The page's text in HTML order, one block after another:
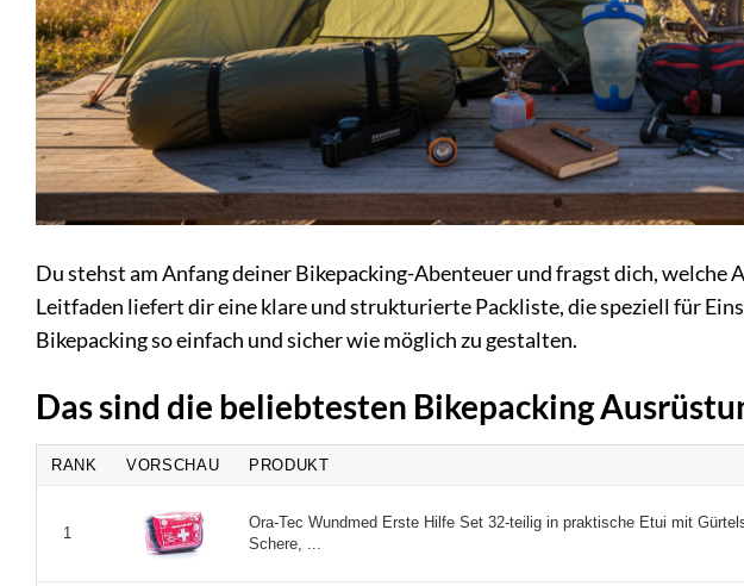
Du stehst am Anfang deiner Bikepacking-Abenteuer und fragst dich, welche
Leitfaden liefert dir eine klare und strukturierte Packliste, die speziell für
Bikepacking so einfach und sicher wie möglich zu gestalten.
Das sind die beliebtesten Bikepacking
RANK VORSCHAU PRODUKT
1
Ora-Tec Wundmed Erste Hilfe Set 32-teilig in praktische Etui mit
Schere, ...